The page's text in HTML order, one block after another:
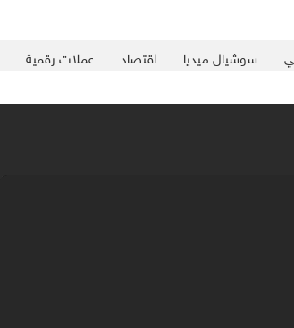
سوشيال ميديا اقتصاد عملات رقمية